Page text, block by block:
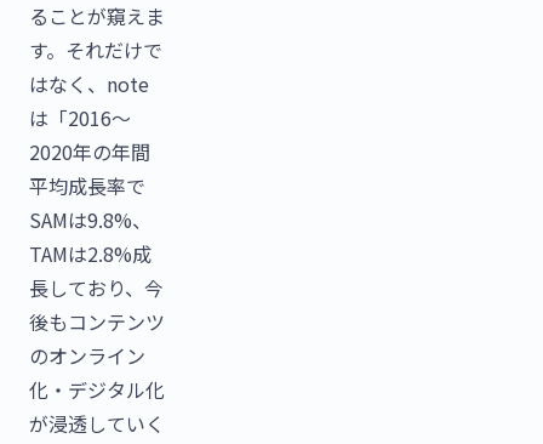
ることが窺えま
す。それだけで
はなく、note
は「2016〜
2020年の年間
平均成長率で
SAMは9.8%、
TAMは2.8%成
長しており、今
後もコンテンツ
のオンライン
化・デジタル化
が浸透していく